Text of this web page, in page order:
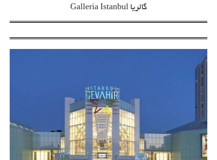
گالریا Galleria Istanbul